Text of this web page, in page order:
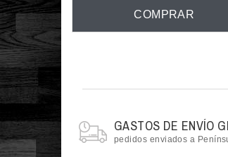
COMPRAR
GASTOS DE ENVÍO
pedidos enviados a